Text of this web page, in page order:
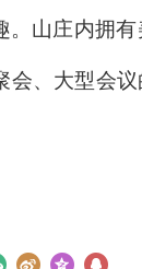
山庄内拥有
会、大型会